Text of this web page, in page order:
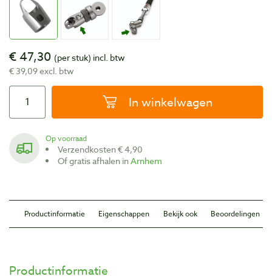
€ 47,30 (per stuk) incl. btw
€ 39,09 excl. btw
In winkelwagen
Op voorraad
Verzendkosten € 4,90
Of gratis afhalen inArnhem
Productinformatie Eigenschappen Bekijk ook Beoordelingen
Productinformatie